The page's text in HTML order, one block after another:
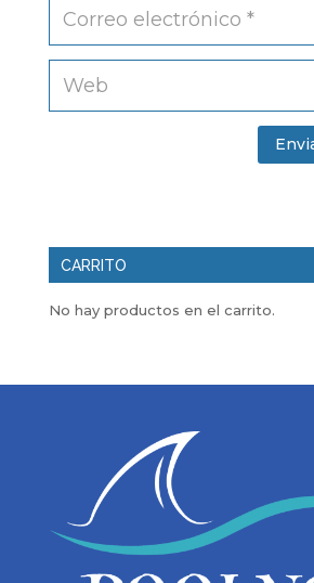
CARRITO
No hay productos en el carrito.